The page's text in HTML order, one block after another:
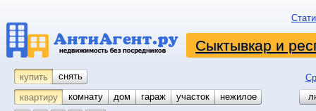
Сыктывкар и
купить снять
квартиру
комнату койко-место
дом гараж участок
нежилое